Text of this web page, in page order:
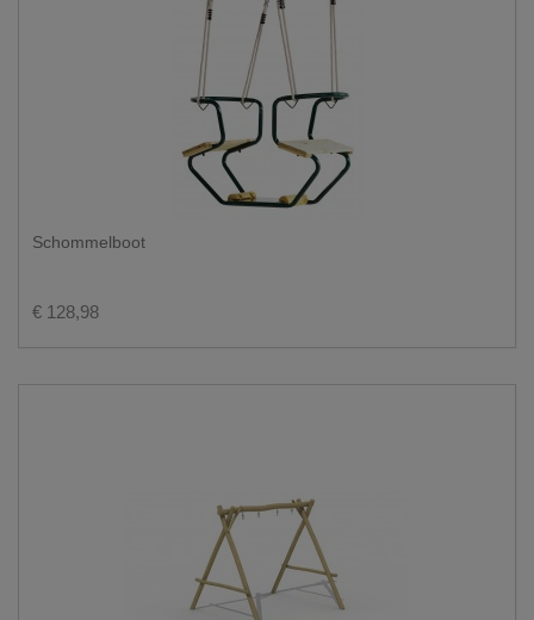
Schommelboot
€ 128,98